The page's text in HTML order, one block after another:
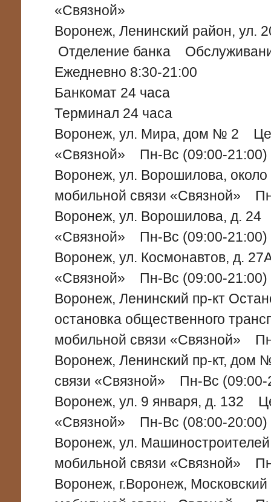
«Связной»
Воронеж, Ленинский район, ул.
Отделение банка
Ежедневно 8:30-21:00
Банкомат 24 часа
Терминал 24 часа
Воронеж, ул. Мира, дом № 2
«Связной» Пн-Вс (09:00-21:00)
Воронеж, ул. Ворошилова,
мобильной связи «Связной»
Воронеж, ул. Ворошилова, д.
«Связной» Пн-Вс (09:00-21:00)
Воронеж, ул. Космонавтов, д.
«Связной» Пн-Вс (09:00-21:00)
Воронеж, Ленинский пр-кт
остановка общественного
мобильной связи «Связной»
Воронеж, Ленинский пр-кт,
связи «Связной» Пн-Вс (09:00-
Воронеж, ул. 9 января, д. 132
«Связной» Пн-Вс (08:00-20:00)
Воронеж, ул.
мобильной связи «Связной»
Воронеж, г.Воронеж,